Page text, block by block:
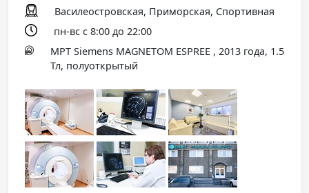
Василеостровская, Приморская, Спортивная
пн-вс с 8:00 до 22:00
МРТ Siemens MAGNETOM ESPREE , 2013 года, 1.5
Тл, полуоткрытый